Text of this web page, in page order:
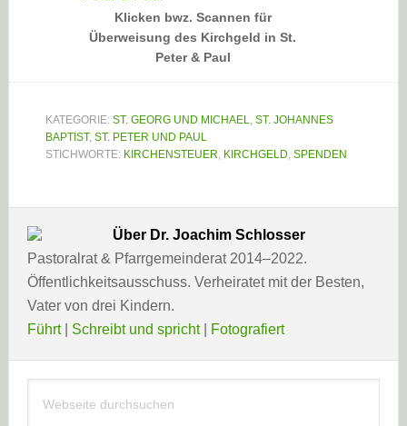
Klicken bwz. Scannen für
Überweisung des Kirchgeld in St.
Peter & Paul
KATEGORIE: ST. GEORG UND MICHAEL, ST. JOHANNES
BAPTIST, ST. PETER UND PAUL
STICHWORTE: KIRCHENSTEUER, KIRCHGELD, SPENDEN
Über Dr. Joachim Schlosser
Pastoralrat & Pfarrgemeinderat 2014–2022.
Öffentlichkeitsausschuss. Verheiratet mit der Besten,
Vater von drei Kindern.
Führt| Schreibt und spricht| Fotografiert
Haupt-
Sidebar
durchsuchen